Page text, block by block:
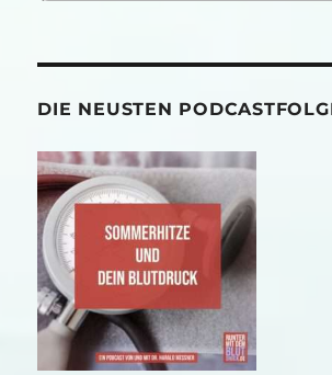
DIE NEUSTEN